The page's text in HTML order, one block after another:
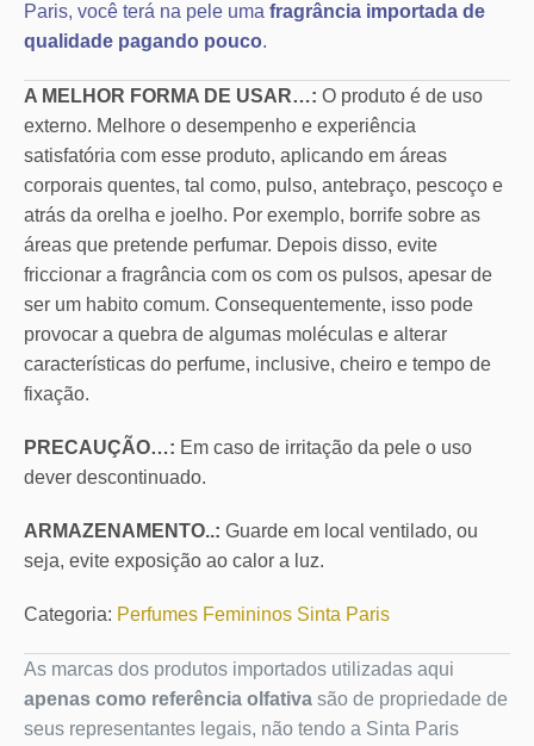
Paris, você terá na pele uma fragrância importada de
qualidade pagando pouco.
A MELHOR FORMA DE USAR…: O produto é de uso
externo. Melhore o desempenho e experiência
satisfatória com esse produto, aplicando em áreas
corporais quentes, tal como, pulso, antebraço, pescoço e
atrás da orelha e joelho. Por exemplo, borrife sobre as
áreas que pretende perfumar. Depois disso, evite
friccionar a fragrância com os com os pulsos, apesar de
ser um habito comum. Consequentemente, isso pode
provocar a quebra de algumas moléculas e alterar
características do perfume, inclusive, cheiro e tempo de
fixação.
PRECAUÇÃO…: Em caso de irritação da pele o uso
dever descontinuado.
ARMAZENAMENTO..: Guarde em local ventilado, ou
seja, evite exposição ao calor a luz.
Categoria: Perfumes Femininos Sinta Paris
As marcas dos produtos importados utilizadas aqui
apenas como referência olfativa são de propriedade de
seus representantes legais, não tendo a Sinta Paris